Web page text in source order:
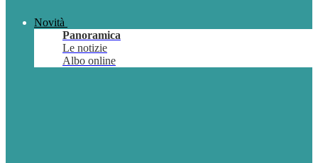
Novità
Panoramica
Le notizie
Albo online